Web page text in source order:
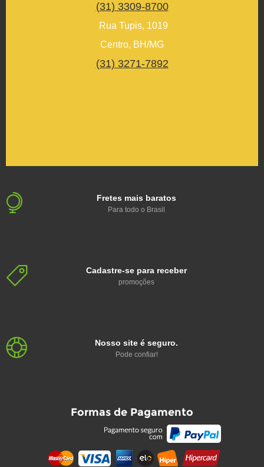
(31) 3309-8700
Rua Tupis, 1019
Centro, BH/MG
(31) 3271-7892
Fretes mais baratos
Para todo o Brasil
Cadastre-se para receber
promoções
Nosso site é seguro.
Pode confiar!
Formas de Pagamento